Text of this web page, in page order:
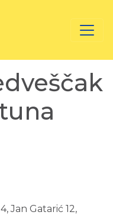
Jan Gatarić 12,